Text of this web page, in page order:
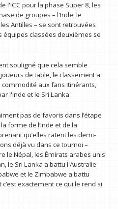
l'ICC pour la phase Super 8, les
de groupes – l'Inde, le
Antilles – se sont retrouvées
équipes classées deuxièmes se
souligné que cela semble
de table, le classement a
aux fans itinérants,
l'Inde et le Sri Lanka.
pas de favoris dans l’étape
forme de l’Inde et de la
qu’elles ratent les demi-
déjà vu dans ce tournoi –
le Népal, les Émirats arabes unis
le Sri Lanka a battu l'Australie
et le Zimbabwe a battu
exactement ce qui le rend si